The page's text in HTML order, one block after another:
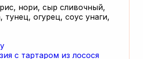
нори, сыр сливочный,
тунец, огурец, соус унаги,